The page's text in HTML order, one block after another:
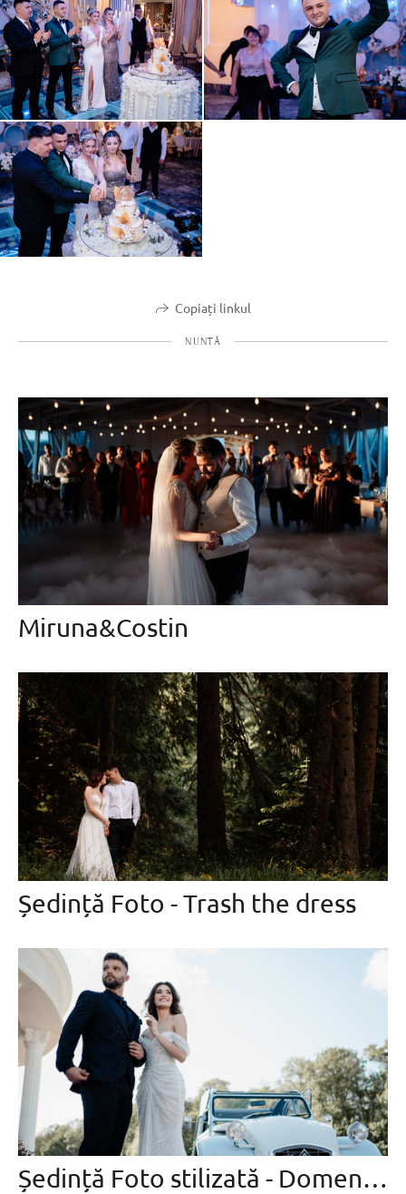
Copiați linkul
NUNTĂ
Miruna&Costin
Ședință Foto - Trash the dress
Ședință Foto stilizată - Domeniile cu Cireși